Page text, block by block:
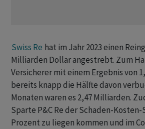
Swiss Re hat im Jahr 2023 einen
Milliarden Dollar angestrebt. Zum
Versicherer mit einem Ergebnis von
bereits knapp die Hälfte davon
Monaten waren es 2,47 Milliarden.
Sparte P&C Re der Schaden-
Prozent zu liegen kommen und im